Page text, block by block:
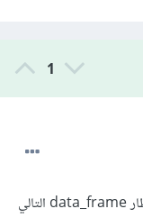
1